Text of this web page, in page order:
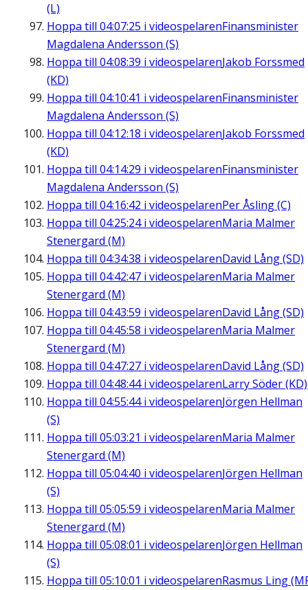
(L)
Hoppa till 04:07:25 i videospelarenFinansminister
Magdalena Andersson (S)
Hoppa till 04:08:39 i videospelarenJakob Forssmed
(KD)
Hoppa till 04:10:41 i videospelarenFinansminister
Magdalena Andersson (S)
Hoppa till 04:12:18 i videospelarenJakob Forssmed
(KD)
Hoppa till 04:14:29 i videospelarenFinansminister
Magdalena Andersson (S)
Hoppa till 04:16:42 i videospelarenPer Åsling (C)
Hoppa till 04:25:24i videospelarenMaria Malmer
Stenergard (M)
Hoppa till 04:34:38 i videospelarenDavid Lång (SD)
Hoppa till 04:42:47 i videospelarenMaria Malmer
Stenergard (M)
Hoppa till 04:43:59 i videospelarenDavid Lång (SD)
Hoppa till 04:45:58 i videospelarenMaria Malmer
Stenergard (M)
Hoppa till 04:47:27 i videospelarenDavid Lång (SD)
Hoppa till 04:48:44i videospelarenLarry Söder (KD)
Hoppa till 04:55:44i videospelarenJörgen Hellman
(S)
Hoppa till 05:03:21 i videospelarenMaria Malmer
Stenergard (M)
Hoppa till 05:04:40 i videospelarenJörgen Hellman
(S)
Hoppa till 05:05:59 i videospelarenMaria Malmer
Stenergard (M)
Hoppa till 05:08:01 i videospelarenJörgen Hellman
(S)
Hoppa till 05:10:01 i videospelarenRasmus Ling